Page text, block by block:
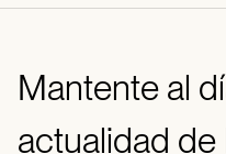
Mantente al
actualidad de